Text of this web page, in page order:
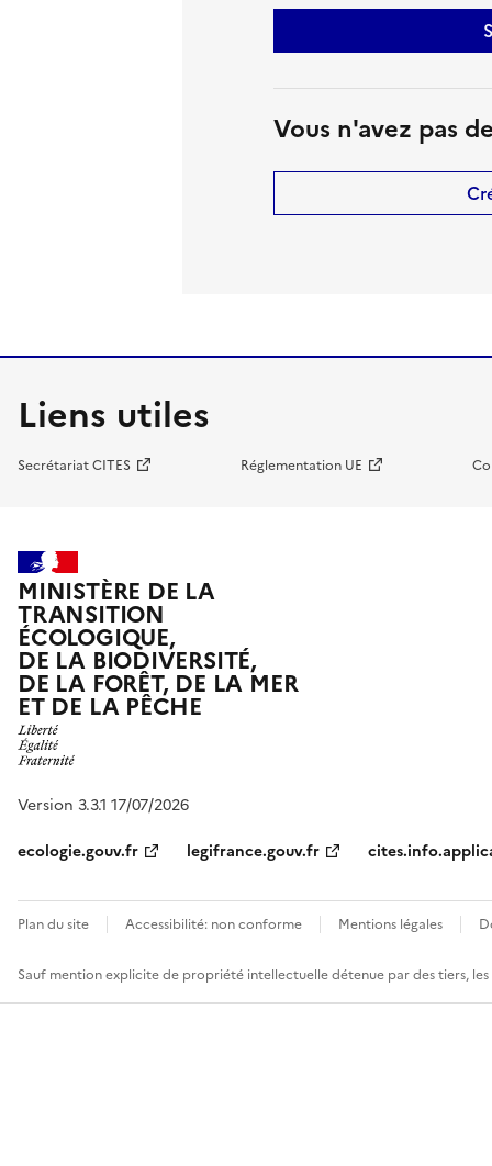
Vous n'avez pas
Liens utiles
Secrétariat CITES Réglementation UE
MINISTÈRE DE LA
TRANSITION
ÉCOLOGIQUE,
DE LA BIODIVERSITÉ,
DE LA FORÊT, DE LA MER
ET DE LA PÊCHE
Version 3.3.1 17/07/2026
ecologie.gouv.fr
legifrance.gouv.fr
Plan du site Accessibilité: non conforme Mentions légales
Sauf mention explicite de propriété intellectuelle détenue par des tiers,